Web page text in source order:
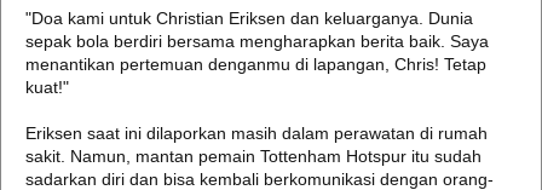
"Doa kami untuk Christian Eriksen dan keluarganya. Dunia
sepak bola berdiri bersama mengharapkan berita baik. Saya
menantikan pertemuan denganmu di lapangan, Chris! Tetap
kuat!"
Eriksen saat ini dilaporkan masih dalam perawatan di rumah
sakit. Namun, mantan pemain Tottenham Hotspur itu sudah
sadarkan diri dan bisa kembali berkomunikasi dengan orang-